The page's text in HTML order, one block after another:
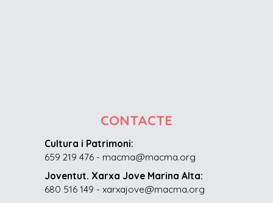
CONTACTE
Cultura i Patrimoni:
659 219 476 - macma@macma.org
Joventut. Xarxa Jove Marina Alta:
680 516 149 - xarxajove@macma.org